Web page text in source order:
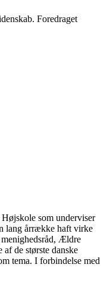
Foredraget
som underviser
lang årrække haft virke
menighedsråd, Ældre
de største danske
tema. I forbindelse med